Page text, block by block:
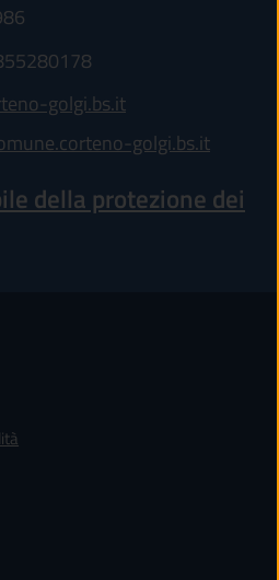
golgi.bs.it
golgi.bs.it
della protezione dei